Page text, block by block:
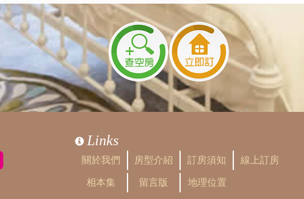
Links
關於我們 房型介紹 訂房須知 線上訂房
相本集 留言版 地理位置